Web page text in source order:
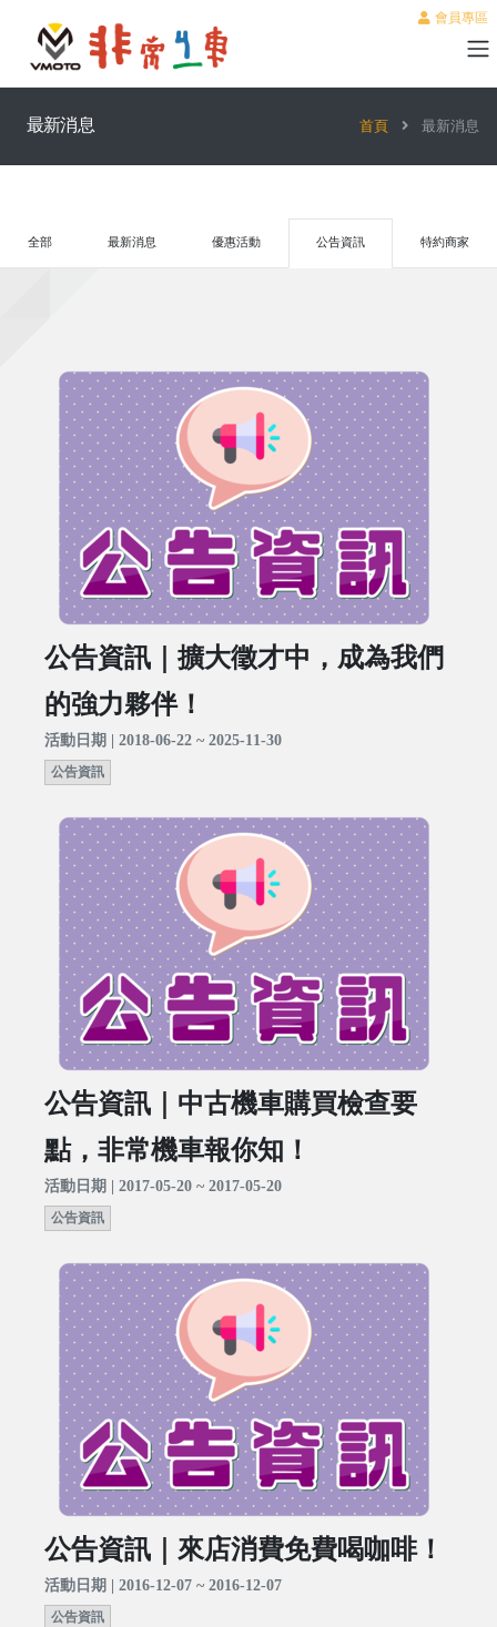
會員專區
最新消息 首頁 最新消息
全部 最新消息 優惠活動 公告資訊 特約商家
公告資訊｜擴大徵才中，成為我們
的強力夥伴！
活動日期 | 2018-06-22 ~ 2025-11-30
公告資訊
公告資訊｜中古機車購買檢查要
點，非常機車報你知！
活動日期 | 2017-05-20 ~ 2017-05-20
公告資訊
公告資訊｜來店消費免費喝咖啡！
活動日期 | 2016-12-07 ~ 2016-12-07
公告資訊